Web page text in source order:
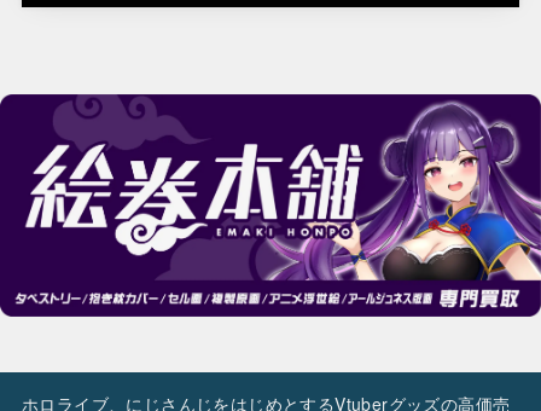
ホロライブ、にじさんじをはじめとするVtuberグッズの高価売